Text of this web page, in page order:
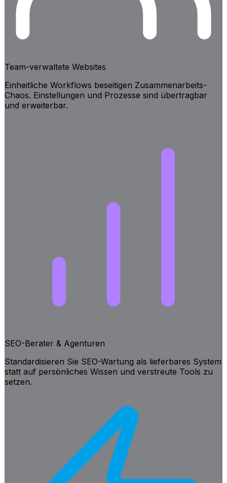
Team-verwaltete Websites
Einheitliche Workflows beseitigen Zusammenarbeits-
Chaos. Einstellungen und Prozesse sind übertragbar
und erweiterbar.
SEO-Berater & Agenturen
Standardisieren Sie SEO-Wartung als lieferbares System
statt auf persönliches Wissen und verstreute Tools zu
setzen.